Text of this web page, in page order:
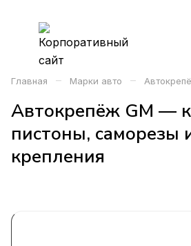
Главная – Марки авто –
Автокрепёж GM —
пистоны, саморезы
крепления